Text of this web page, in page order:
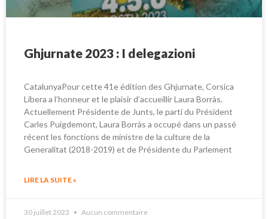
Ghjurnate 2023 : I delegazioni
CatalunyaPour cette 41e édition des Ghjurnate, Corsica
Libera a l’honneur et le plaisir d’accueillir Laura Borràs.
Actuellement Présidente de Junts, le parti du Président
Carles Puigdemont, Laura Borràs a occupé dans un passé
récent les fonctions de ministre de la culture de la
Generalitat (2018-2019) et de Présidente du Parlement
LIRE LA SUITE »
30 juillet 2023 Aucun commentaire